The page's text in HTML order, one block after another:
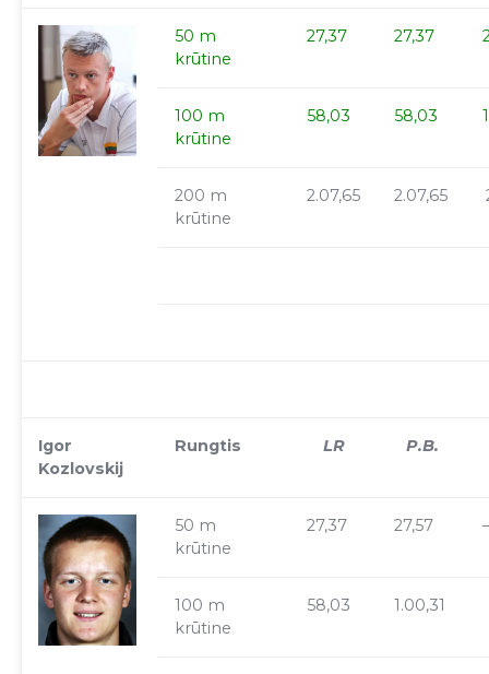
50 m
krūtine
27,37 27,37
100 m
krūtine
58,03 58,03
200 m
krūtine
2.07,65 2.07,65
Igor
Kozlovskij
Rungtis LR P.B.
50 m
krūtine
27,37 27,57 –
100 m
krūtine
58,03 1.00,31